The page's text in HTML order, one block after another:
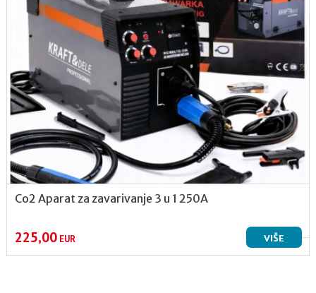
Co2 Aparat za zavarivanje 3 u 1 250A
225,00EUR VIŠE